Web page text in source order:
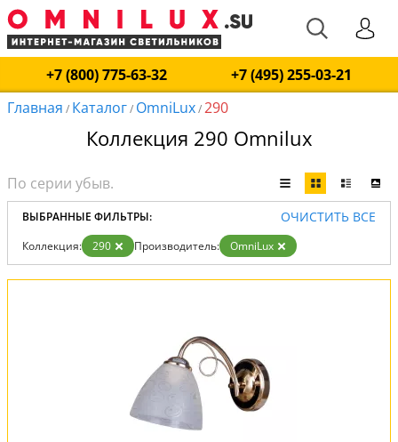
+7 (800) 775-63-32
+7 (495) 255-03-21
Главная / Каталог/ OmniLux/290
Коллекция 290 Omnilux
ВЫБРАННЫЕ ФИЛЬТРЫ: ОЧИСТИТЬ ВСЕ
Коллекция: 290 Производитель: OmniLux